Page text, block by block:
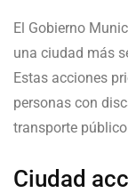
El Gobierno
una ciudad más
Estas acciones
personas con
transporte
Ciudad